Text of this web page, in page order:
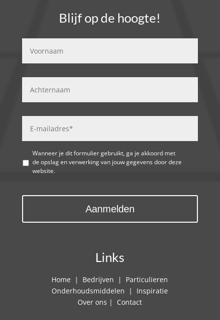
Blijf op de hoogte!
Wanneer je dit formulier gebruikt, ga je akkoord met
de opslag en verwerking van jouw gegevens door deze
website.
Links
Home | Bedrijven | Particulieren
Onderhoudsmiddelen | Inspiratie
Over ons | Contact